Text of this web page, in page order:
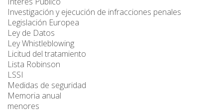
Investigación y ejecución de infracciones penales
Legislación Europea
Ley de Datos
Ley Whistleblowing
Licitud del tratamiento
Lista Robinson
LSSI
Medidas de seguridad
Memoria anual
menores